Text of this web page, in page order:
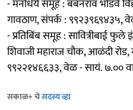
- मनोधैर्य समूह : बबनराव भोंडवे
गावठाण, संपर्क : ९९२३९६९४३५,
- प्रतिबिंब समूह : सावित्रीबाई फुले
शिवाजी महाराज चौक, आळंदी रोड,
९९२२१४६६३३, वेळ - सायं. ७.००
सकाळ+ चेसदस्य व्हा